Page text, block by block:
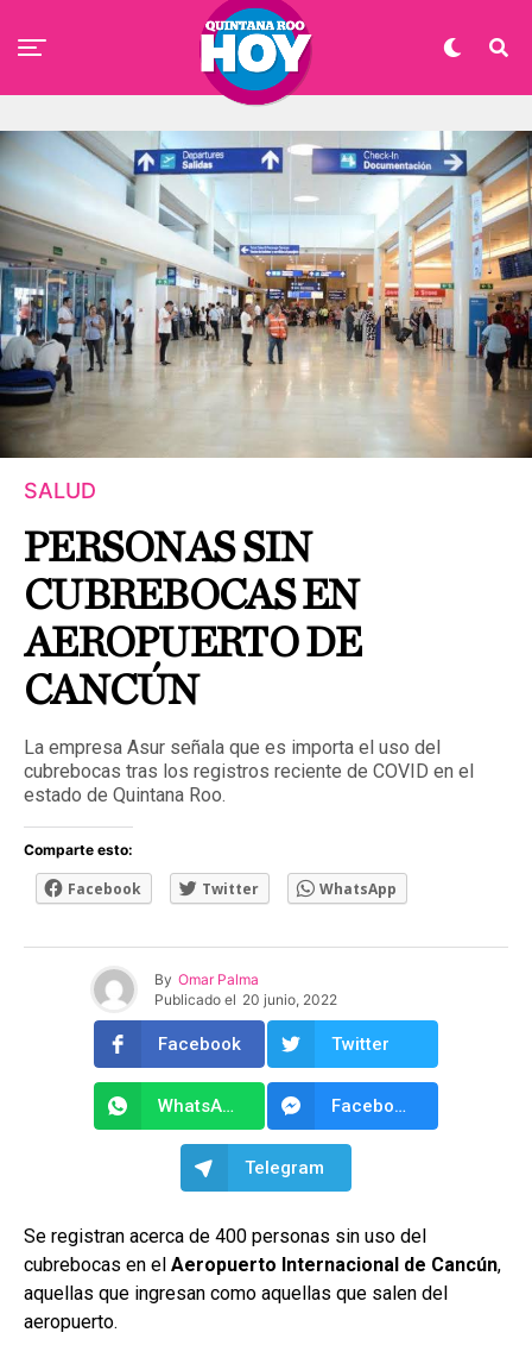
SALUD
PERSONAS SIN
CUBREBOCAS EN
AEROPUERTO DE
CANCÚN
La empresa Asur señala que es importa el uso del
cubrebocas tras los registros reciente de COVID en el
estado de Quintana Roo.
Comparte esto:
Facebook Twitter WhatsApp
By Omar Palma
Publicado el 20 junio, 2022
Facebook Twitter
WhatsApp Facebook Messenger
Telegram
Se registran acerca de 400 personas sin uso del
cubrebocas en el Aeropuerto Internacional de Cancún,
aquellas que ingresan como aquellas que salen del
aeropuerto.